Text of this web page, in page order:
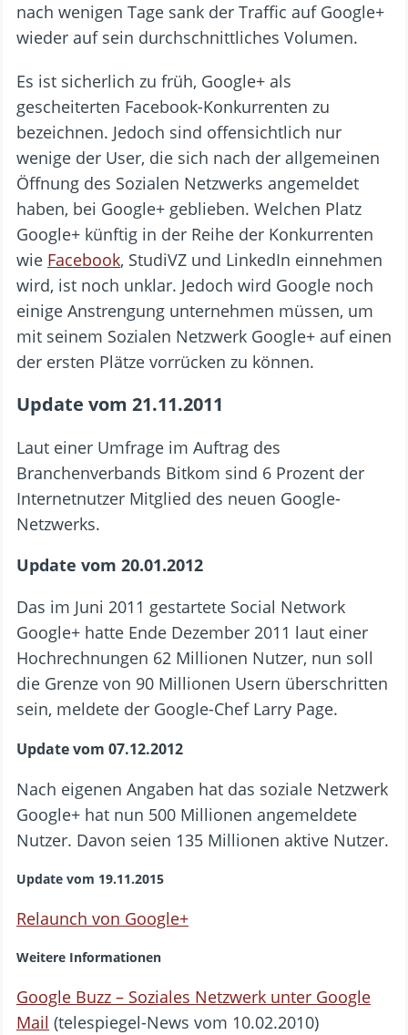
nach wenigen Tage sank der Traffic auf Google+
wieder auf sein durchschnittliches Volumen.
Es ist sicherlich zu früh, Google+ als
gescheiterten Facebook-Konkurrenten zu
bezeichnen. Jedoch sind offensichtlich nur
wenige der User, die sich nach der allgemeinen
Öffnung des Sozialen Netzwerks angemeldet
haben, bei Google+ geblieben. Welchen Platz
Google+ künftig in der Reihe der Konkurrenten
wie Facebook, StudiVZ und LinkedIn einnehmen
wird, ist noch unklar. Jedoch wird Google noch
einige Anstrengung unternehmen müssen, um
mit seinem Sozialen Netzwerk Google+ auf einen
der ersten Plätze vorrücken zu können.
Update vom 21.11.2011
Laut einer Umfrage im Auftrag des
Branchenverbands Bitkom sind 6 Prozent der
Internetnutzer Mitglied des neuen Google-
Netzwerks.
Update vom 20.01.2012
Das im Juni 2011 gestartete Social Network
Google+ hatte Ende Dezember 2011 laut einer
Hochrechnungen 62 Millionen Nutzer, nun soll
die Grenze von 90 Millionen Usern überschritten
sein, meldete der Google-Chef Larry Page.
Update vom 07.12.2012
Nach eigenen Angaben hat das soziale Netzwerk
Google+ hat nun 500 Millionen angemeldete
Nutzer. Davon seien 135 Millionen aktive Nutzer.
Update vom 19.11.2015
Relaunch von Google+
Weitere Informationen
Google Buzz – Soziales Netzwerk unter Google
Mail (telespiegel-News vom 10.02.2010)